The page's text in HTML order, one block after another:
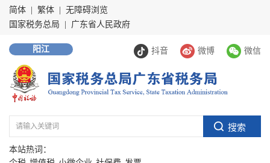
简体 繁体
无障碍浏览
国家税务总局
广东省人民政府
抖音 微博 微信
阳江
本站热词：